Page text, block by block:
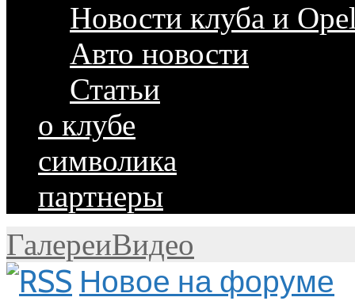
Новости клуба и
Авто новости
Статьи
о клубе
символика
партнеры
ГалереиВидео
Новое на форуме